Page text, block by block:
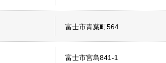
富士市青葉町564
富士市宮島841-1